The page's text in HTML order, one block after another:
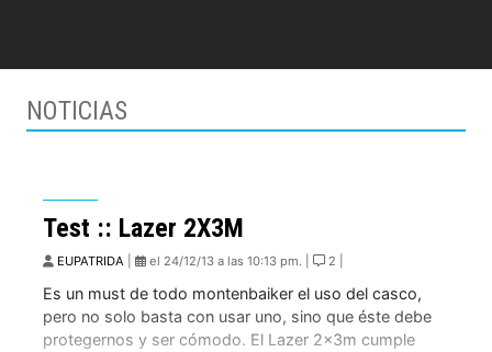
NOTICIAS
Test :: Lazer 2X3M
EUPATRIDA el 24/12/13 a las 10:13 pm. | 2 |
Es un must de todo montenbaiker el uso del casco,
pero no solo basta con usar uno, sino que éste debe
protegernos y ser cómodo. El Lazer 2x3m cumple